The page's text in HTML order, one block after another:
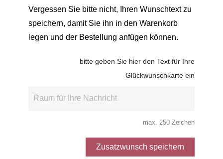
Vergessen Sie bitte nicht, Ihren Wunschtext zu
speichern, damit Sie ihn in den Warenkorb
legen und der Bestellung anfügen können.
bitte geben Sie hier den Text für Ihre
Glückwunschkarte ein
max. 250 Zeichen
Zusatzwunsch speichern